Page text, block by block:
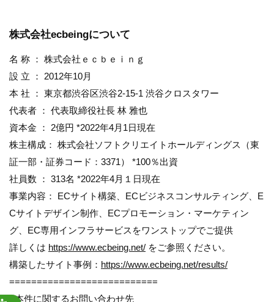
株式会社ecbeingについて
名 称 ： 株式会社ｅｃｂｅｉｎｇ
設 立 ： 2012年10月
本 社 ： 東京都渋谷区渋谷2-15-1 渋谷クロスタワー
代表者 ： 代表取締役社長 林 雅也
資本金 ： 2億円 *2022年4月1日現在
株主構成： 株式会社ソフトクリエイトホールディングス（東
証一部・証券コード：3371） *100％出資
社員数 ： 313名 *2022年4月１日現在
事業内容： ECサイト構築、ECビジネスコンサルティング、E
Cサイトデザイン制作、ECプロモーション・マーケティン
グ、EC専用インフラサービスをワンストップでご提供
詳しくは https://www.ecbeing.net/ をご参照ください。
構築したサイト事例： https://www.ecbeing.net/results/
===========================
○本件に関するお問い合わせ先